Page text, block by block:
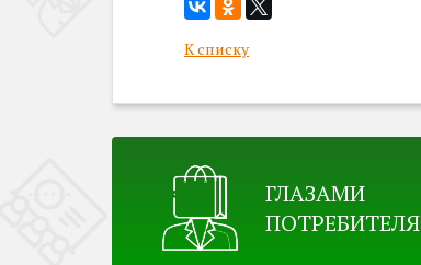
К списку
ГЛАЗАМИ
ПОТРЕБИТЕЛЯ